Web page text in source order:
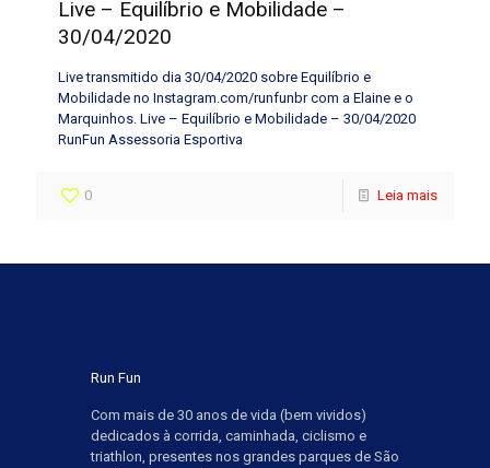
Live – Equilíbrio e Mobilidade –
30/04/2020
Live transmitido dia 30/04/2020 sobre Equilíbrio e
Mobilidade no Instagram.com/runfunbr com a Elaine e o
Marquinhos. Live – Equilíbrio e Mobilidade – 30/04/2020
RunFun Assessoria Esportiva
0 Leia mais
Run Fun
Com mais de 30 anos de vida (bem vividos)
dedicados à corrida, caminhada, ciclismo e
triathlon, presentes nos grandes parques de São